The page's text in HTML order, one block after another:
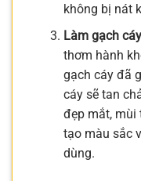
không bị nát
Làm gạch
thơm hành
gạch cáy đã
cáy sẽ tan
đẹp mắt, mùi
tạo màu sắc
dùng.